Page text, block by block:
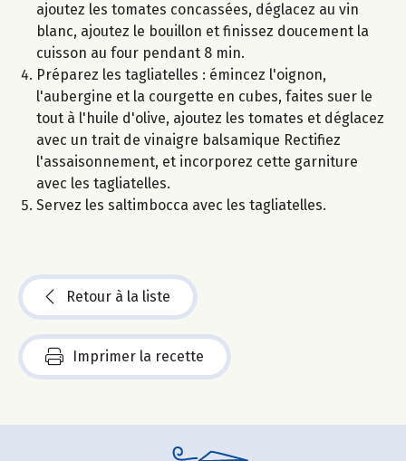
ajoutez les tomates concassées, déglacez au vin
blanc, ajoutez le bouillon et finissez doucement la
cuisson au four pendant 8 min.
Préparez les tagliatelles : émincez l'oignon,
l'aubergine et la courgette en cubes, faites suer le
tout à l'huile d'olive, ajoutez les tomates et déglacez
avec un trait de vinaigre balsamique Rectifiez
l'assaisonnement, et incorporez cette garniture
avec les tagliatelles.
Servez les saltimbocca avec les tagliatelles.
Retour à la liste
Imprimer la recette